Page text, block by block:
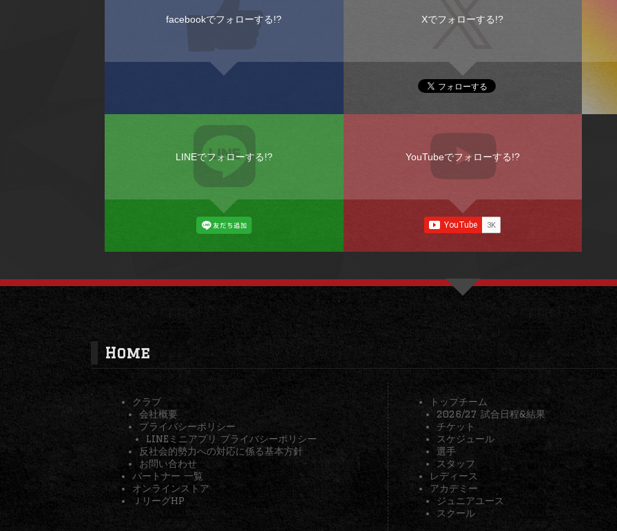
facebookでフォローする!? Xでフォローする!?
LINEでフォローする!? YouTubeでフォローする!?
Home
クラブ
会社概要
プライバシーポリシー
LINEミニアプリ プライバシーポリシー
反社会的勢力への対応に係る基本方針
お問い合わせ
パートナー 一覧
オンラインストア
ＪリーグHP
トップチーム
2026/27 試合日程&結果
チケット
スケジュール
選手
スタッフ
レディース
アカデミー
ジュニアユース
スクール